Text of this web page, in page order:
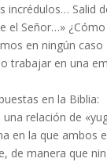
incrédulos… Salid
el Señor…»
en ningún caso
trabajar en una
en la Biblia:
relación de
en la que ambos
de manera que